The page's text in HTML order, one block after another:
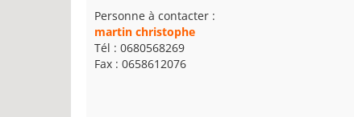
Personne à contacter :
martin christophe
Tél : 0680568269
Fax : 0658612076